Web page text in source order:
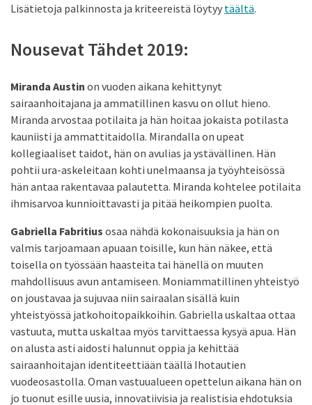
Lisätietoja palkinnosta ja kriteereistä löytyy täältä.
Nousevat Tähdet 2019:
Miranda Austin on vuoden aikana kehittynyt
sairaanhoitajana ja ammatillinen kasvu on ollut hieno.
Miranda arvostaa potilaita ja hän hoitaa jokaista potilasta
kauniisti ja ammattitaidolla. Mirandalla on upeat
kollegiaaliset taidot, hän on avulias ja ystävällinen. Hän
pohtii ura-askeleitaan kohti unelmaansa ja työyhteisössä
hän antaa rakentavaa palautetta. Miranda kohtelee potilaita
ihmisarvoa kunnioittavasti ja pitää heikompien puolta.
Gabriella Fabritius osaa nähdä kokonaisuuksia ja hän on
valmis tarjoamaan apuaan toisille, kun hän näkee, että
toisella on työssään haasteita tai hänellä on muuten
mahdollisuus avun antamiseen. Moniammatillinen yhteistyö
on joustavaa ja sujuvaa niin sairaalan sisällä kuin
yhteistyössä jatkohoitopaikkoihin. Gabriella uskaltaa ottaa
vastuuta, mutta uskaltaa myös tarvittaessa kysyä apua. Hän
on alusta asti aidosti halunnut oppia ja kehittää
sairaanhoitajan identiteettiään täällä Ihotautien
vuodeosastolla. Oman vastuualueen opettelun aikana hän on
jo tuonut esille uusia, innovatiivisia ja realistisia ehdotuksia